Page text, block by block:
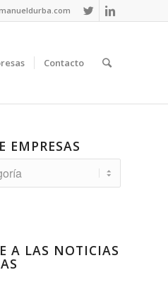
Contacto
EMPRESAS
A LAS NOTICIAS